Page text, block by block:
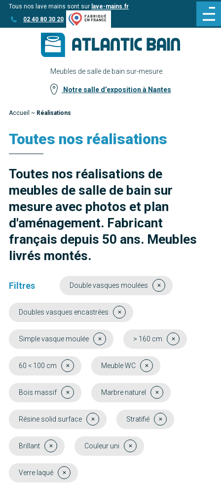
Aller
au
Aller au
contenu
Tous nos lave mains sont sur lave-mains.fr
02 40 80 30 20
Meubles de salle de bain sur-mesure.
Notre salle d’exposition à Nantes
Accueil ~ Réalisations
Toutes nos réalisations
Toutes nos réalisations de
meubles de salle de bain sur
mesure avec photos et plan
d'aménagement. Fabricant
français depuis 50 ans. Meubles
livrés montés.
Filtres Double vasques moulées
Doubles vasques encastrées
Simple vasque moulée > 160 cm
60 < 100 cm Meuble WC
Bois massif Marbre naturel
Résine solid surface Stratifié
Brillant Couleur uni
Verre laqué